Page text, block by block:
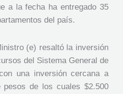
a la fecha ha entregado 35
del país.
(e) resaltó la inversión
del Sistema General de
una inversión cercana a
de los cuales $2.500